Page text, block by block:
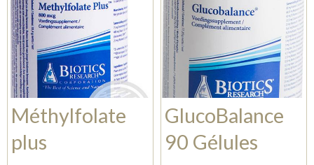
Méthylfolate
plus
GlucoBalance
90 Gélules